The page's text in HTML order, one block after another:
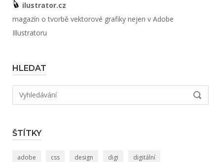
ilustrator.cz
magazín o tvorbě vektorové grafiky nejen v Adobe
Illustratoru
HLEDAT
Hledat:
ŠTÍTKY
adobe css design digi digitální